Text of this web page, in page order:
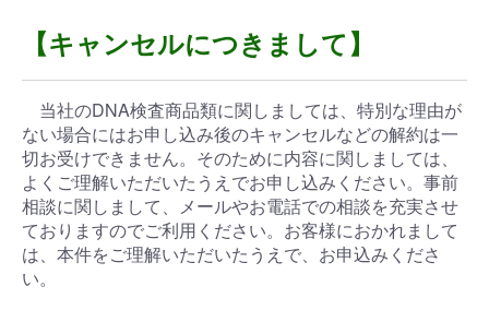
【キャンセルにつきまして】
当社のDNA検査商品類に関しましては、特別な理由が
ない場合にはお申し込み後のキャンセルなどの解約は一
切お受けできません。そのために内容に関しましては、
よくご理解いただいたうえでお申し込みください。事前
相談に関しまして、メールやお電話での相談を充実させ
ておりますのでご利用ください。お客様におかれまして
は、本件をご理解いただいたうえで、お申込みくださ
い。